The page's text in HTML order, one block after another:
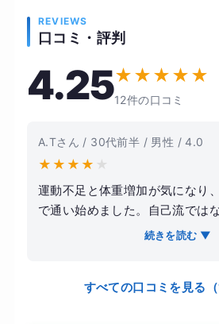
REVIEWS
口コミ・評判
4.25★★★★★
12件の口コミ
A.Tさん / 30代前半 / 男性 / 4.0
★ ★ ★ ★ ★
運動不足と体重増加が気になり
で通い始めました。自己流では
ったため、プロに見てもらいた
てもらえたので安心して取り組
続きを読む ▼
すべての口コミを見る（